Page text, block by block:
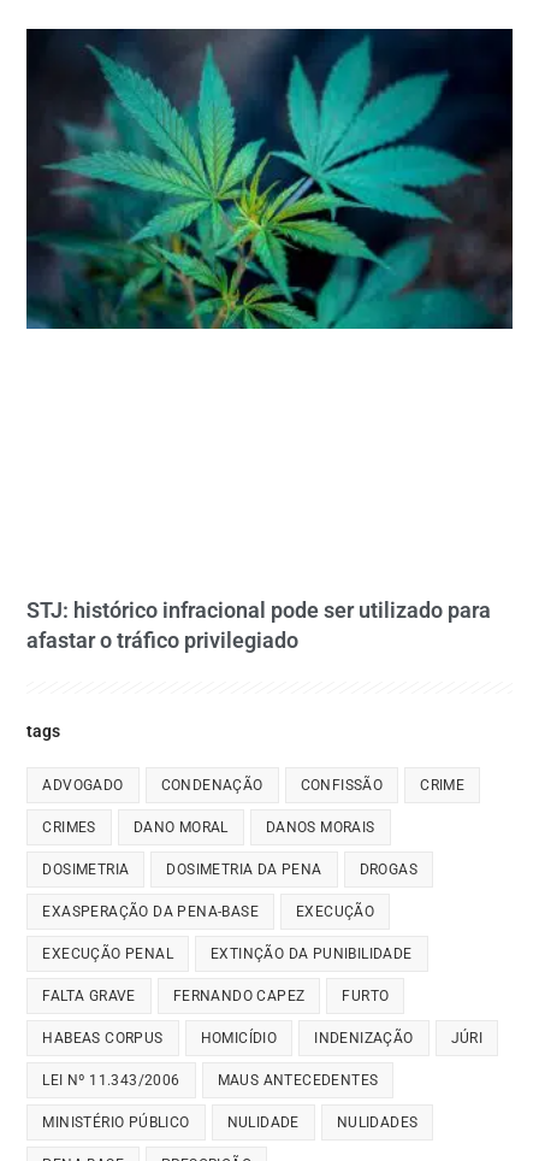
STJ: histórico infracional pode ser utilizado para
afastar o tráfico privilegiado
tags
ADVOGADO CONDENAÇÃO CONFISSÃO CRIME
CRIMES DANO MORAL DANOS MORAIS
DOSIMETRIA DOSIMETRIA DA PENA DROGAS
EXASPERAÇÃO DA PENA-BASE EXECUÇÃO
EXECUÇÃO PENAL EXTINÇÃO DA PUNIBILIDADE
FALTA GRAVE FERNANDO CAPEZ FURTO
HABEAS CORPUS HOMICÍDIO INDENIZAÇÃO JÚRI
LEI Nº 11.343/2006 MAUS ANTECEDENTES
MINISTÉRIO PÚBLICO NULIDADE NULIDADES